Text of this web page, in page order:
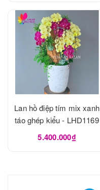
Lan hồ điệp tím mix xanh
táo ghép kiểu - LHD1169
5.400.000₫